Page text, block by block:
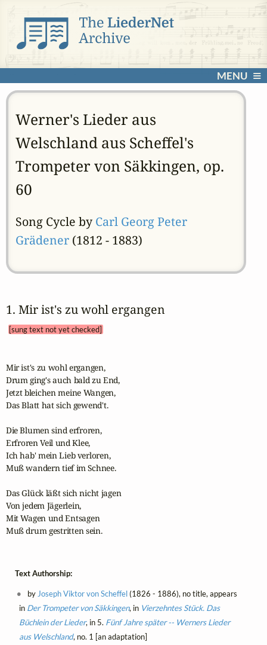
MENU
Werner's Lieder aus
Welschland aus Scheffel's
Trompeter von Säkkingen, op.
60
Song Cycle by Carl Georg Peter
Grädener(1812 - 1883)
1. Mir ist's zu wohl ergangen
[sung text not yet checked]
Mir ist's zu wohl ergangen,
Drum ging's auch bald zu End,
Jetzt bleichen meine Wangen,
Das Blatt hat sich gewend't.
Die Blumen sind erfroren,
Erfroren Veil und Klee,
Ich hab' mein Lieb verloren,
Muß wandern tief im Schnee.
Das Glück läßt sich nicht jagen
Von jedem Jägerlein,
Mit Wagen und Entsagen
Muß drum gestritten sein.
Text Authorship:
by Joseph Viktor von Scheffel(1826 - 1886), no title, appears
in Der Trompeter von Säkkingen, in Vierzehntes Stück. Das
Büchlein der Lieder, in 5. Fünf Jahre später -- Werners Lieder
aus Welschland, no. 1 [an adaptation]